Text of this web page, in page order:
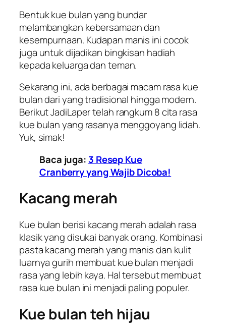
Bentuk kue bulan yang bundar
melambangkan kebersamaan dan
kesempurnaan. Kudapan manis ini cocok
juga untuk dijadikan bingkisan hadiah
kepada keluarga dan teman.
Sekarang ini, ada berbagai macam rasa kue
bulan dari yang tradisional hingga modern.
BerikutJadiLapertelah rangkum 8 cita rasa
kue bulan yang rasanya menggoyang lidah.
Yuk, simak!
Baca juga: 3 Resep Kue
Cranberry yang Wajib Dicoba!
Kacang merah
Kue bulan berisi kacang merah adalah rasa
klasik yang disukai banyak orang. Kombinasi
pasta kacang merah yang manis dan kulit
luarnya gurih membuat kue bulan menjadi
rasa yang lebih kaya. Hal tersebut membuat
rasa kue bulan ini menjadi paling populer.
Kue bulan teh hijau